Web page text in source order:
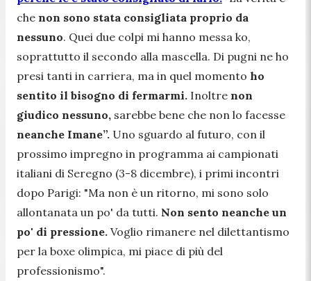
che non sono stata consigliata proprio da
nessuno. Quei due colpi mi hanno messa ko,
soprattutto il secondo alla mascella. Di pugni ne ho
presi tanti in carriera, ma in quel momento ho
sentito il bisogno di fermarmi. Inoltre non
giudico nessuno, sarebbe bene che non lo facesse
neanche Imane”. Uno sguardo al futuro, con il
prossimo impregno in programma ai campionati
italiani di Seregno (3-8 dicembre), i primi incontri
dopo Parigi: "Ma non è un ritorno, mi sono solo
allontanata un po' da tutti. Non sento neanche un
po' di pressione. Voglio rimanere nel dilettantismo
per la boxe olimpica, mi piace di più del
professionismo".